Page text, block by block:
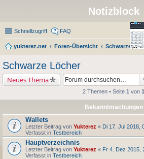
Notizblock
Schnellzugriff FAQ
yukterez.net Foren-Übersicht
Schwarze
Schwarze Löcher
Neues Thema
2 Themen • Seite 1 von 1
Bekanntmachungen
Wallets
Letzter Beitrag von Yukterez « Di 17. Jul 2018,
Verfasst in Testbereich
Hauptverzeichnis
Letzter Beitrag von Yukterez « Fr 4. Dez 2015,
Verfasst in Testbereich